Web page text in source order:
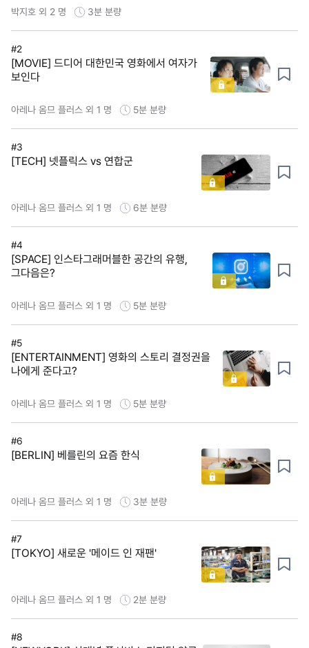
박지호 외 2 명 3분 분량
#2
[MOVIE] 드디어 대한민국 영화에서 여자가
보인다
아레나 옴므 플러스 외 1 명 5분 분량
#3
[TECH] 넷플릭스 vs 연합군
아레나 옴므 플러스 외 1 명 6분 분량
#4
[SPACE] 인스타그래머블한 공간의 유행,
그다음은?
아레나 옴므 플러스 외 1 명 5분 분량
#5
[ENTERTAINMENT] 영화의 스토리 결정권을
나에게 준다고?
아레나 옴므 플러스 외 1 명 5분 분량
#6
[BERLIN] 베를린의 요즘 한식
아레나 옴므 플러스 외 1 명 3분 분량
#7
[TOKYO] 새로운 '메이드 인 재팬'
아레나 옴므 플러스 외 1 명 2분 분량
#8